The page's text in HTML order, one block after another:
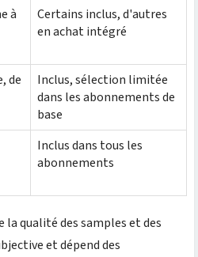
à
Certains inclus, d'autres
en achat intégré
de
Inclus, sélection limitée
dans les abonnements de
base
Inclus dans tous les
abonnements
qualité des samples et des
et dépend des